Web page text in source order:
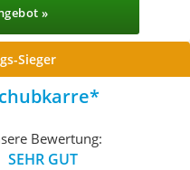
»
Sieger
Bewertung:
SEHR GUT